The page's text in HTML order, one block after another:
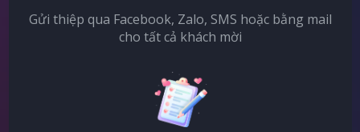
Gửi thiệp qua Facebook, Zalo, SMS hoặc bằng mail
cho tất cả khách mời